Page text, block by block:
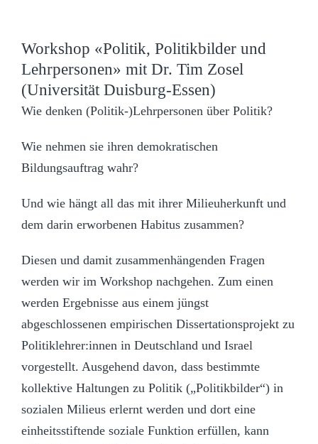
Workshop «Politik, Politikbilder und
Lehrpersonen» mit Dr. Tim Zosel
(Universität Duisburg-Essen)
Wie denken (Politik-)Lehrpersonen über Politik?
Wie nehmen sie ihren demokratischen
Bildungsauftrag wahr?
Und wie hängt all das mit ihrer Milieuherkunft und
dem darin erworbenen Habitus zusammen?
Diesen und damit zusammenhängenden Fragen
werden wir im Workshop nachgehen. Zum einen
werden Ergebnisse aus einem jüngst
abgeschlossenen empirischen Dissertationsprojekt zu
Politiklehrer:innen in Deutschland und Israel
vorgestellt. Ausgehend davon, dass bestimmte
kollektive Haltungen zu Politik („Politikbilder“) in
sozialen Milieus erlernt werden und dort eine
einheitsstiftende soziale Funktion erfüllen, kann